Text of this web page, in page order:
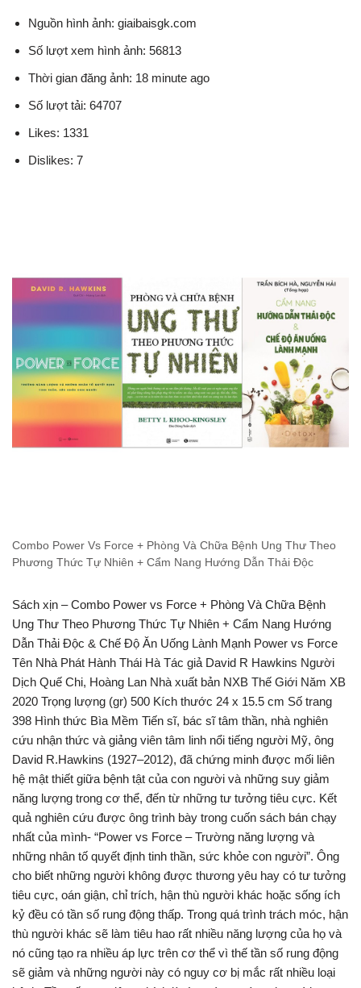
Nguồn hình ảnh: giaibaisgk.com
Số lượt xem hình ảnh: 56813
Thời gian đăng ảnh: 18 minute ago
Số lượt tải: 64707
Likes: 1331
Dislikes: 7
Combo Power Vs Force + Phòng Và Chữa Bệnh Ung Thư Theo
Phương Thức Tự Nhiên + Cẩm Nang Hướng Dẫn Thải Độc
Sách xịn – Combo Power vs Force + Phòng Và Chữa Bệnh
Ung Thư Theo Phương Thức Tự Nhiên + Cẩm Nang Hướng
Dẫn Thải Độc & Chế Độ Ăn Uống Lành Mạnh Power vs Force
Tên Nhà Phát Hành Thái Hà Tác giả David R Hawkins Người
Dịch Quế Chi, Hoàng Lan Nhà xuất bản NXB Thế Giới Năm XB
2020 Trọng lượng (gr) 500 Kích thước 24 x 15.5 cm Số trang
398 Hình thức Bìa Mềm Tiến sĩ, bác sĩ tâm thần, nhà nghiên
cứu nhận thức và giảng viên tâm linh nổi tiếng người Mỹ, ông
David R.Hawkins (1927–2012), đã chứng minh được mối liên
hệ mật thiết giữa bệnh tật của con người và những suy giảm
năng lượng trong cơ thể, đến từ những tư tưởng tiêu cực. Kết
quả nghiên cứu được ông trình bày trong cuốn sách bán chạy
nhất của mình- “Power vs Force – Trường năng lượng và
những nhân tố quyết định tinh thần, sức khỏe con người”. Ông
cho biết những người không được thương yêu hay có tư tưởng
tiêu cực, oán giận, chỉ trích, hận thù người khác hoặc sống ích
kỷ đều có tần số rung động thấp. Trong quá trình trách móc, hận
thù người khác sẽ làm tiêu hao rất nhiều năng lượng của họ và
nó cũng tạo ra nhiều áp lực trên cơ thể vì thế tần số rung động
sẽ giảm và những người này có nguy cơ bị mắc rất nhiều loại